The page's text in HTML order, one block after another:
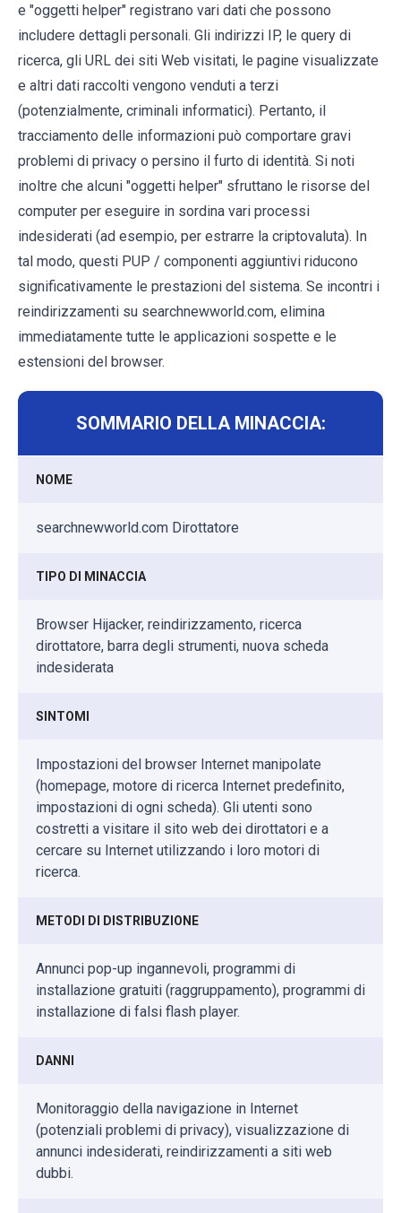
e "oggetti helper" registrano vari dati che possono
includere dettagli personali. Gli indirizzi IP, le query di
ricerca, gli URL dei siti Web visitati, le pagine visualizzate
e altri dati raccolti vengono venduti a terzi
(potenzialmente, criminali informatici). Pertanto, il
tracciamento delle informazioni può comportare gravi
problemi di privacy o persino il furto di identità. Si noti
inoltre che alcuni "oggetti helper" sfruttano le risorse del
computer per eseguire in sordina vari processi
indesiderati (ad esempio, per estrarre la criptovaluta). In
tal modo, questi PUP / componenti aggiuntivi riducono
significativamente le prestazioni del sistema. Se incontri i
reindirizzamenti su searchnewworld.com, elimina
immediatamente tutte le applicazioni sospette e le
estensioni del browser.
SOMMARIO DELLA MINACCIA:
NOME
searchnewworld.com Dirottatore
TIPO DI MINACCIA
Browser Hijacker, reindirizzamento, ricerca
dirottatore, barra degli strumenti, nuova scheda
indesiderata
SINTOMI
Impostazioni del browser Internet manipolate
(homepage, motore di ricerca Internet predefinito,
impostazioni di ogni scheda). Gli utenti sono
costretti a visitare il sito web dei dirottatori e a
cercare su Internet utilizzando i loro motori di
ricerca.
METODI DI DISTRIBUZIONE
Annunci pop-up ingannevoli, programmi di
installazione gratuiti (raggruppamento), programmi di
installazione di falsi flash player.
DANNI
Monitoraggio della navigazione in Internet
(potenziali problemi di privacy), visualizzazione di
annunci indesiderati, reindirizzamenti a siti web
dubbi.